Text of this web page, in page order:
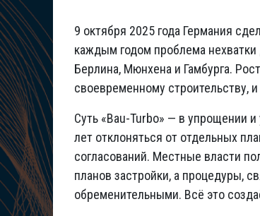
9 октября 2025 года Германия
каждым годом проблема нехватки
Берлина, Мюнхена и Гамбурга.
своевременному строительству,
Суть «Bau-Turbo» — в упрощении и
лет отклоняться от отдельных
согласований. Местные власти
планов застройки, а процедуры,
обременительными. Всё это